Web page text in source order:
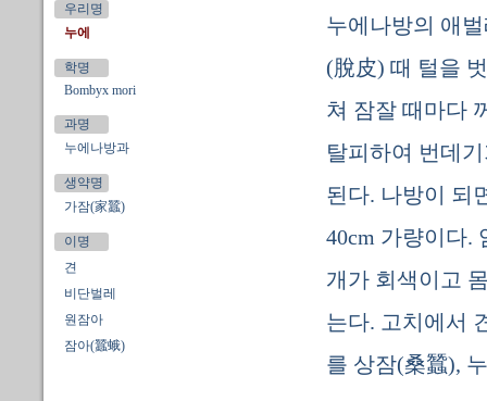
우리명
누에
학명
Bombyx mori
과명
누에나방과
생약명
가잠(家蠶)
이명
견
비단벌레
원잠아
잠아(蠶蛾)
누에나방의 애
(脫皮) 때 털을
쳐 잠잘 때마다
탈피하여 번데
된다. 나방이 되
40cm 가량이다.
개가 회색이고
는다. 고치에서
를 상잠(桑蠶),